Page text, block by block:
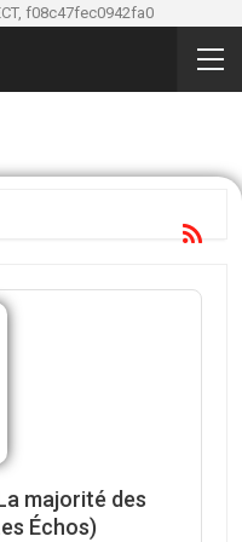
f08c47fec0942fa0
majorité des
Échos)